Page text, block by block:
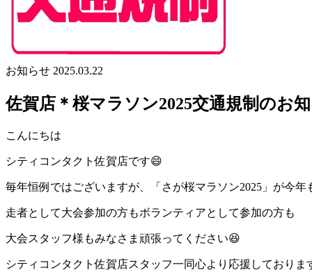
お知らせ 2025.03.22
佐賀店＊桜マラソン2025交通規制のお
こんにちは
シティコンタクト佐賀店です😄
毎年恒例ではございますが、「さが桜マラソン2025」が今年
走者として大会参加の方もボランティアとして参加の方も
大会スタッフ様もみなさま頑張ってください😆
シティコンタクト佐賀店スタッフ一同心より応援しておりま